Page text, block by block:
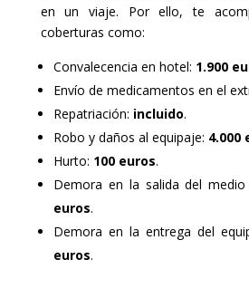
en un viaje. Por ello, te
coberturas como:
Convalecencia en hotel: 1.900
Envío de medicamentos en el
Repatriación: incluido.
Robo y daños al equipaje: 4.000
Hurto: 100 euros.
Demora en la salida del
euros.
Demora en la entrega del
euros.